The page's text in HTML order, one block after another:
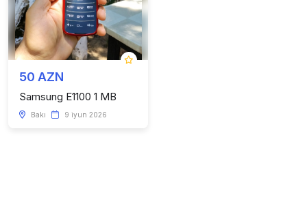
50 AZN
Samsung E1100 1 MB
Bakı 9 iyun 2026